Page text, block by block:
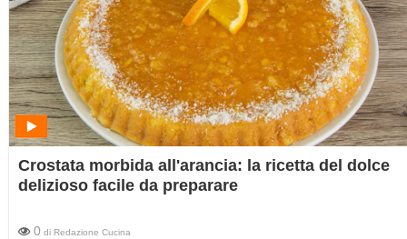
Crostata morbida all'arancia: la ricetta del dolce
delizioso facile da preparare
0 di Redazione Cucina